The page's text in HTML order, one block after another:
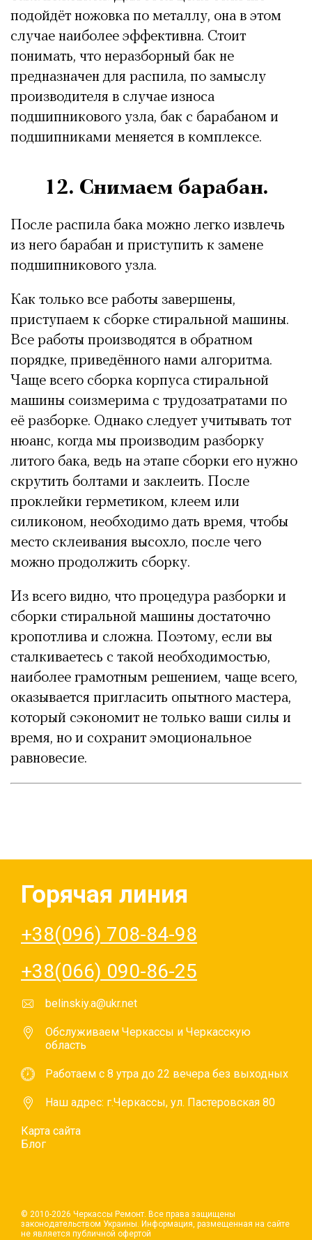
подойдёт ножовка по металлу, она в этом
случае наиболее эффективна. Стоит
понимать, что неразборный бак не
предназначен для распила, по замыслу
производителя в случае износа
подшипникового узла, бак с барабаном и
подшипниками меняется в комплексе.
12. Снимаем барабан.
После распила бака можно легко извлечь
из него барабан и приступить к замене
подшипникового узла.
Как только все работы завершены,
приступаем к сборке стиральной машины.
Все работы производятся в обратном
порядке, приведённого нами алгоритма.
Чаще всего сборка корпуса стиральной
машины соизмерима с трудозатратами по
её разборке. Однако следует учитывать тот
нюанс, когда мы производим разборку
литого бака, ведь на этапе сборки его нужно
скрутить болтами и заклеить. После
проклейки герметиком, клеем или
силиконом, необходимо дать время, чтобы
место склеивания высохло, после чего
можно продолжить сборку.
Из всего видно, что процедура разборки и
сборки стиральной машины достаточно
кропотлива и сложна. Поэтому, если вы
сталкиваетесь с такой необходимостью,
наиболее грамотным решением, чаще всего,
оказывается пригласить опытного мастера,
который сэкономит не только ваши силы и
время, но и сохранит эмоциональное
равновесие.
Горячая линия
+38(096) 708-84-98
+38(066) 090-86-25
belinskiy.a@ukr.net
Обслуживаем Черкассы и Черкасскую
область
Работаем с 8 утра до 22 вечера без выходных
Наш адрес: г.Черкассы, ул. Пастеровская 80
Карта сайта
Блог
© 2010-2026 Черкассы Ремонт. Все права защищены
законодательством Украины. Информация, размещенная на сайте
не является публичной офертой